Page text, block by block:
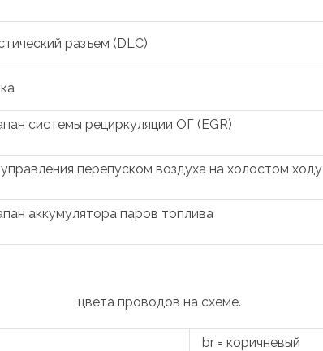
разъем (DLC)
системы рециркуляции ОГ (EGR)
перепуском воздуха на холостом ходу
аккумулятора паров топлива
цвета проводов на схеме.
br = коричневый